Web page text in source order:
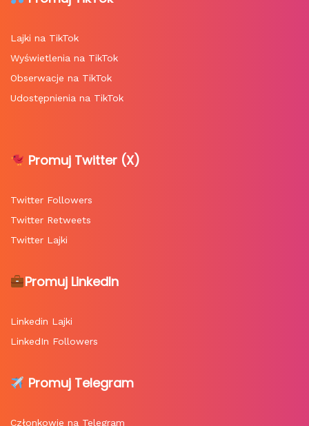
Lajki na TikTok
Wyświetlenia na TikTok
Obserwacje na TikTok
Udostępnienia na TikTok
Promuj Twitter (X)
Twitter Followers
Twitter Retweets
Twitter Lajki
Promuj LinkedIn
Linkedin Lajki
LinkedIn Followers
Promuj Telegram
Członkowie na Telegram